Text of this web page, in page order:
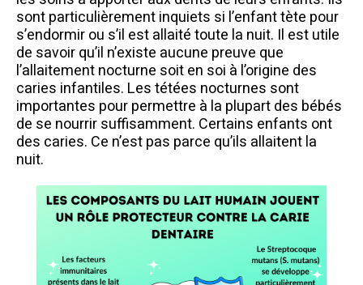
sont particulièrement inquiets si l’enfant tète pour
s’endormir ou s’il est allaité toute la nuit. Il est utile
de savoir qu’il n’existe aucune preuve que
l’allaitement nocturne soit en soi à l’origine des
caries infantiles. Les tétées nocturnes sont
importantes pour permettre à la plupart des bébés
de se nourrir suffisamment. Certains enfants ont
des caries. Ce n’est pas parce qu’ils allaitent la
nuit.